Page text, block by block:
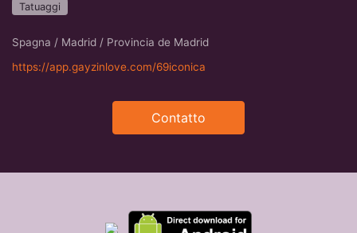
Tatuaggi
Spagna / Madrid / Provincia de Madrid
https://app.gayzinlove.com/69iconica
Contatto